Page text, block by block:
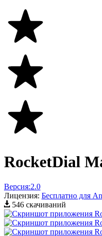
RocketDial
Версия:2.0
Лицензия: Бесплатно для
546 скачиваний